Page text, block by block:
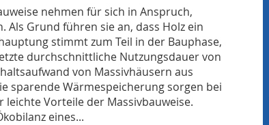
nehmen für sich in Anspruch,
Als Grund führen sie an, dass Holz ein
stimmt zum Teil in der Bauphase,
durchschnittliche Nutzungsdauer von
von Massivhäusern aus
sparende Wärmespeicherung sorgen bei
Vorteile der Massivbauweise.
eines...